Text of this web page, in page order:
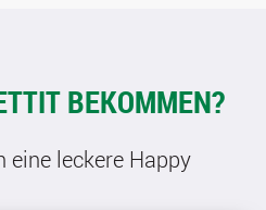
BEKOMMEN?
eine leckere Happy